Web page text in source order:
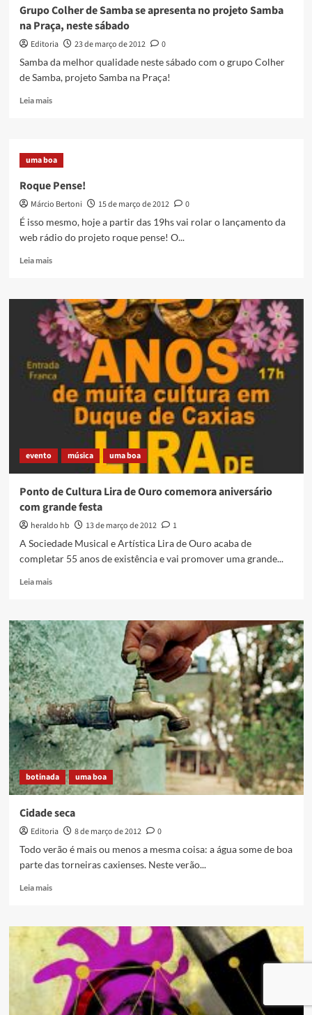
Grupo Colher de Samba se apresenta no projeto Samba
na Praça, neste sábado
Editoria 23 de março de 2012
0
Samba da melhor qualidade neste sábado com o grupo Colher
de Samba, projeto Samba na Praça!
Leia maisRead
Colher
de
se
apresenta
Samba
na
sábado
uma boa
Roque Pense!
Márcio Bertoni 15 de março de 2012
0
É isso mesmo, hoje a partir das 19hs vai rolar o lançamento da
web rádio do projeto roque pense! O...
Leia maisRead
Roque
Pense!
evento música uma boa
Ponto de Cultura Lira de Ouro comemora aniversário
com grande festa
heraldo hb 13 de março de 2012
1
A Sociedade Musical e Artística Lira de Ouro acaba de
completar 55 anos de existência e vai promover uma grande...
Leia maisRead
Ponto
de
Cultura
Lira
de
Ouro
comemora
aniversário
com
grande
festa
botinada uma boa
Cidade seca
Editoria 8 de março de 2012
0
Todo verão é mais ou menos a mesma coisa: a água some de boa
parte das torneiras caxienses. Neste verão...
Leia maisRead
Cidade
seca